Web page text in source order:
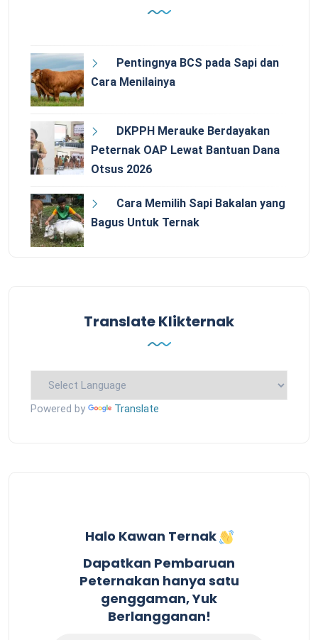
Pentingnya BCS pada Sapi dan
Cara Menilainya
DKPPH Merauke Berdayakan
Peternak OAP Lewat Bantuan Dana
Otsus 2026
Cara Memilih Sapi Bakalan yang
Bagus Untuk Ternak
Translate Klikternak
Powered by Translate
Halo Kawan Ternak
Dapatkan Pembaruan
Peternakan hanya satu
genggaman, Yuk
Berlangganan!